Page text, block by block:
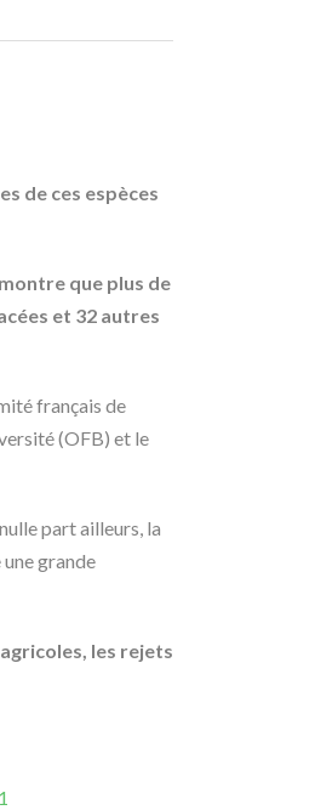
de ces espèces
que plus de
et 32 autres
français de
(OFB) et le
part ailleurs, la
grande
les rejets